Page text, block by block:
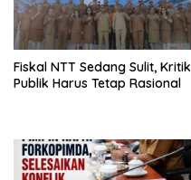
Fiskal NTT Sedang Sulit, Kritik
Publik Harus Tetap Rasional